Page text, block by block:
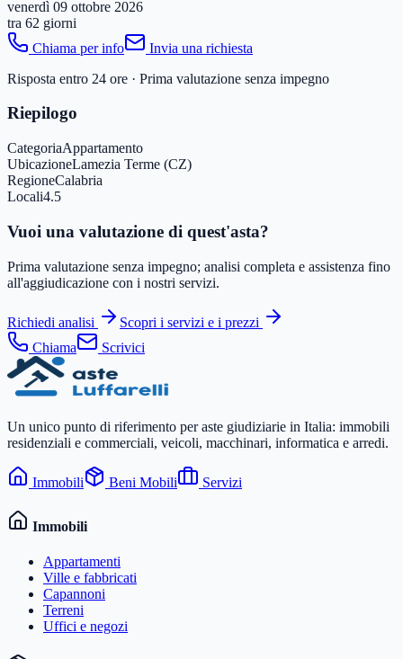
venerdì 09 ottobre 2026
tra 62 giorni
Chiama per info
Invia una richiesta
Risposta entro 24 ore · Prima valutazione senza impegno
Riepilogo
CategoriaAppartamento
UbicazioneLamezia Terme (CZ)
RegioneCalabria
Locali4.5
Vuoi una valutazione di quest'asta?
Prima valutazione senza impegno; analisi completa e assistenza fino
all'aggiudicazione con i nostri servizi.
Richiedi analisi
Scopri i servizi e i prezzi
Chiama
Scrivici
Un unico punto di riferimento per aste giudiziarie in Italia: immobili
residenziali e commerciali, veicoli, macchinari, informatica e arredi.
Immobili Beni Mobili Servizi
Immobili
Appartamenti
Ville e fabbricati
Capannoni
Terreni
Uffici e negozi